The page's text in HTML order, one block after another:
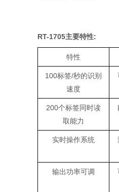
RT-1705主要特性:
特性
100标签/秒的识别
速度
200个标签同时读
取能力
实时操作系统
输出功率可调